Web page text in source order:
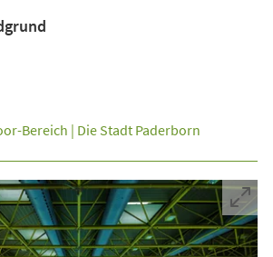
Bereich | Die Stadt Paderborn